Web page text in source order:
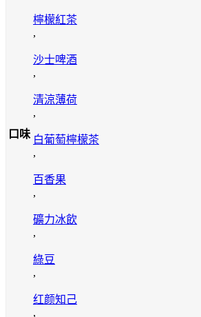
口味
檸檬紅茶
,
沙士啤酒
,
清涼薄荷
,
白葡萄檸檬茶
,
百香果
,
礦力冰飲
,
綠豆
,
红颜知己
,